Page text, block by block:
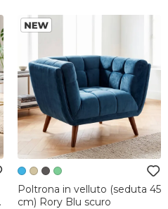
Poltrona in velluto (seduta 45
cm) Rory Blu scuro